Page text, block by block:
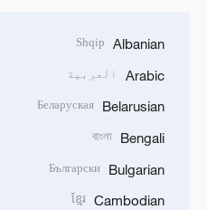
Albanian
Shqip
Arabic العربية
Belarusian
Беларуская
Bengali
বাংলা
Bulgarian
Български
Cambodian
ខ្មែរ